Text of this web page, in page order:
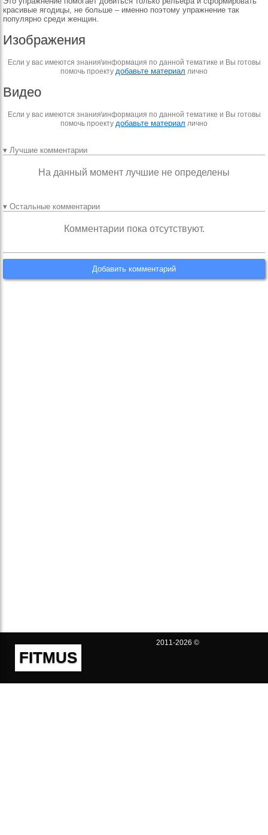
красивые ягодицы, не больше – именно поэтому упражнение так
популярно среди женщин.
Изображения
Если у вас имеются знания\информация по данной тематике и Вы готовы
помочь проекту добавьте материал лично
Видео
Если у вас имеются знания\информация по данной тематике и Вы готовы
помочь проекту добавьте материал лично
▾ Лучшие комментарии
На данный момент лучшие не определены
▾ Остальные комментарии
Комментарии пока отсутствуют.
Добавить комментарий
FITMUS
2011-2026 ©